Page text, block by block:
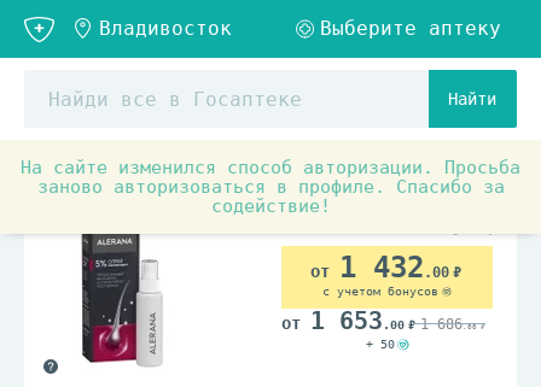
Найти
На сайте изменился способ авторизации. Просьба
заново авторизоваться в профиле. Спасибо за
содействие!
Аптечные товары Препараты для лечения
1 432 .00
с учетом бонусов
1 653 .00 1 686.00
+ 50